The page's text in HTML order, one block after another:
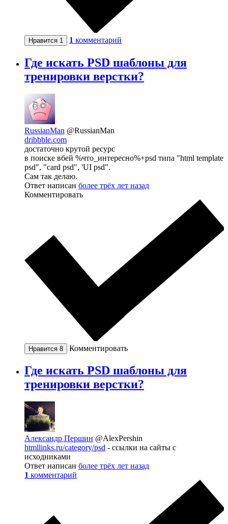
Нравится 1 1 комментарий
Где искать PSD шаблоны для
тренировки верстки?
RussianMan @RussianMan
dribbble.com
достаточно крутой ресурс
в поиске вбей %что_интересно%+psd типа "html template
psd", "card psd", 'UI psd".
Сам так делаю.
Ответ написан более трёх лет назад
Комментировать
Нравится 8 Комментировать
Где искать PSD шаблоны для
тренировки верстки?
Александр Першин @AlexPershin
htmllinks.ru/category/psd - ссылки на сайты с
исходниками
Ответ написан более трёх лет назад
1 комментарий